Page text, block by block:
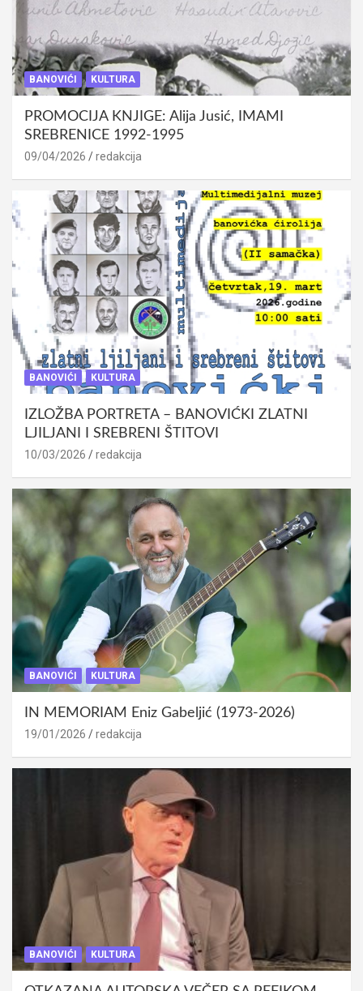
BANOVIĆI KULTURA
PROMOCIJA KNJIGE: Alija Jusić, IMAMI
SREBRENICE 1992-1995
09/04/2026 redakcija
BANOVIĆI KULTURA
IZLOŽBA PORTRETA – BANOVIĆKI ZLATNI
LJILJANI I SREBRENI ŠTITOVI
10/03/2026 redakcija
BANOVIĆI KULTURA
IN MEMORIAM Eniz Gabeljić (1973-2026)
19/01/2026 redakcija
BANOVIĆI KULTURA